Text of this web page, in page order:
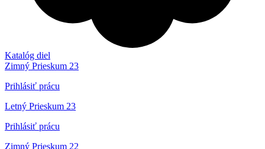
Katalóg diel
Zimný Prieskum 23
Prihlásiť prácu
Letný Prieskum 23
Prihlásiť prácu
Zimný Prieskum 22